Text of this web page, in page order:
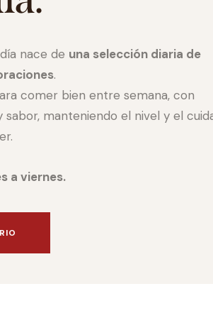
nace de una selección diaria de
.
comer bien entre semana, con
sabor, manteniendo el nivel y el
a viernes.